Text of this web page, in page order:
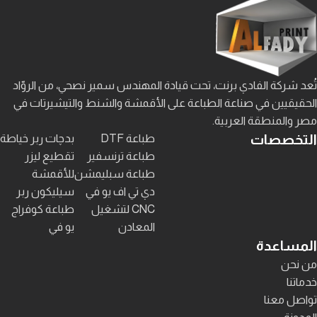
تُعد شركة الفادي برنت، تحت قيادة المهندس سمير نصحي، من الروّاد
الحقيقيين في صناعة الطباعة على الأقمشة والشنط والتيشيرتات في
مصر والمنطقة العربية.
التخصصات
طباعة DTF
طباعة ترنسفير
طباعة سبليمشن
دي تي اف يو في
CNC لتشغيل
المعادن
بدچات ربر خياطة
تقطيع ليزر
للأقمشة
سيليكون ربر
طباعة كوفراج
يو في
المساعدة
من نحن
خدماتنا
تواصل معنا